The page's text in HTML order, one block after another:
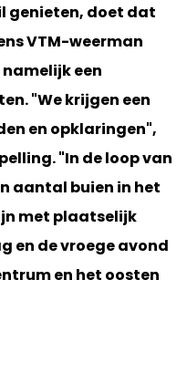
genieten, doet dat
VTM-weerman
een
"We krijgen een
en opklaringen",
"In de loop van
aantal buien in het
met plaatselijk
en de vroege avond
en het oosten